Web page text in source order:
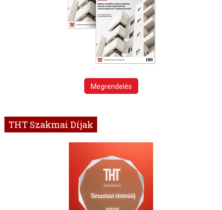
Megrendelés
THT Szakmai Díjak